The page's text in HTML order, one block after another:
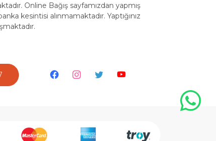
Online Bağış sayfamızdan yapmış
kesintisi alınmamaktadır. Yaptığınız